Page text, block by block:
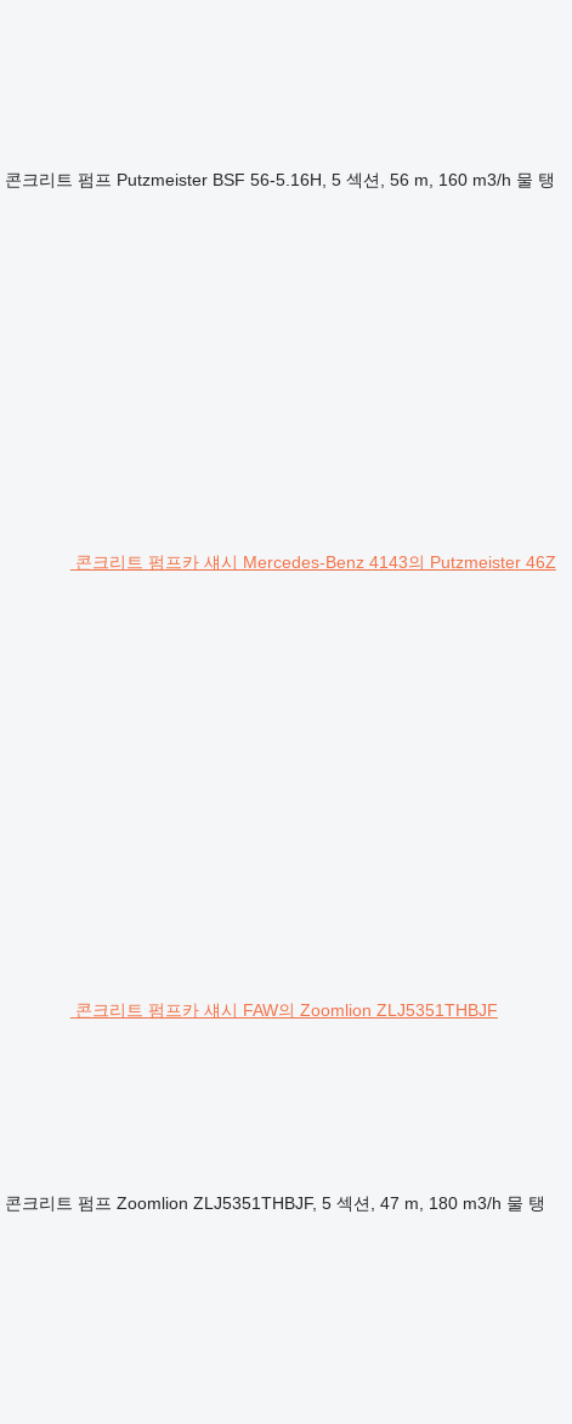
콘크리트 펌프 Putzmeister BSF 56-5.16H, 5 섹션, 56 m, 160 m3/h 물 탱
콘크리트 펌프카 섀시 Mercedes-Benz 4143의 Putzmeister 46Z
콘크리트 펌프카 섀시 FAW의 Zoomlion ZLJ5351THBJF
콘크리트 펌프 Zoomlion ZLJ5351THBJF, 5 섹션, 47 m, 180 m3/h 물 탱